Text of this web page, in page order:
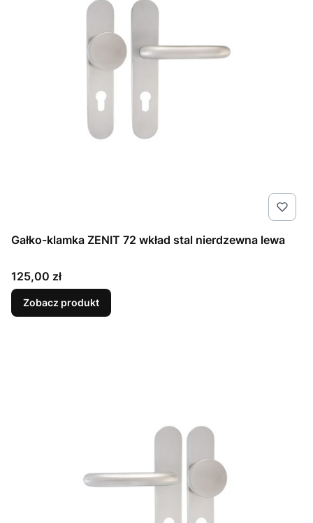
Gałko-klamka ZENIT 72 wkład stal nierdzewna lewa
Cena
125,00 zł
Zobacz produkt